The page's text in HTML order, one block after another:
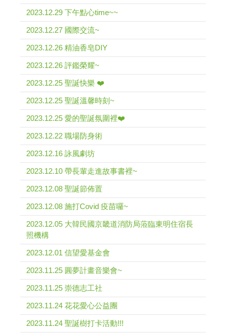
2023.12.29 下午點心time~~
2023.12.27 國際交流~
2023.12.26 精油香皂DIY
2023.12.26 評鑑榮耀~
2023.12.25 聖誕快樂 ❤️
2023.12.25 聖誕溫馨時刻~
2023.12.25 愛的聖誕氛圍裡❤️
2023.12.22 職場防身術
2023.12.16 詠風劇坊
2023.12.10 帶長輩走進故事書裡~
2023.12.08 聖誕節佈置
2023.12.08 施打Covid 疫苗囉~
2023.12.05 大韓民國京畿道消防局蒞臨東明住宿長
照機構
2023.12.01 信望愛基金會
2023.11.25 圓夢計畫音樂會~
2023.11.25 崇德志工社
2023.11.24 花花愛心公益團
2023.11.24 聖誕樹打卡活動!!!